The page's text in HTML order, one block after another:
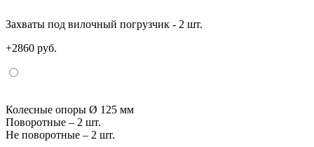
Захваты под вилочный погрузчик - 2 шт.
+2860 руб.
Колесные опоры Ø 125 мм
Поворотные – 2 шт.
Не поворотные – 2 шт.